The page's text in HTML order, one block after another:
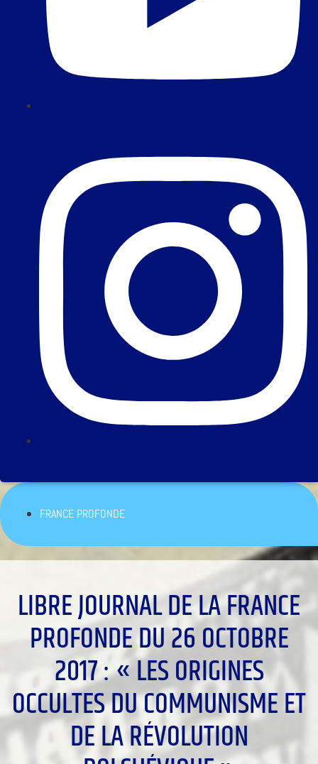
FRANCE PROFONDE
LIBRE JOURNAL DE LA FRANCE
PROFONDE DU 26 OCTOBRE
2017 : « LES ORIGINES
OCCULTES DU COMMUNISME ET
DE LA RÉVOLUTION